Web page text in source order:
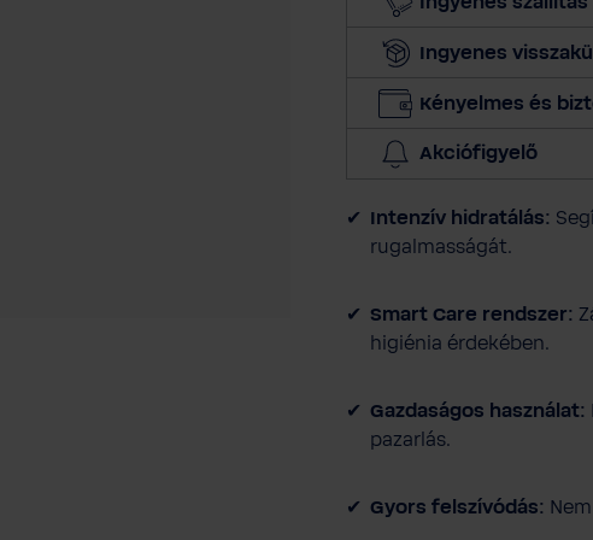
Ingyenes
Kényelmes és
Akciófigyelő
Intenzív hidratálás:
rugalmasságát.
Smart Care rendszer:
higiénia érdekében.
Gazdaságos használat:
pazarlás.
Gyors felszívódás: